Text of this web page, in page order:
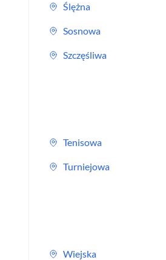
Ślężna
Sosnowa
Szczęśliwa
Tenisowa
Turniejowa
Wiejska